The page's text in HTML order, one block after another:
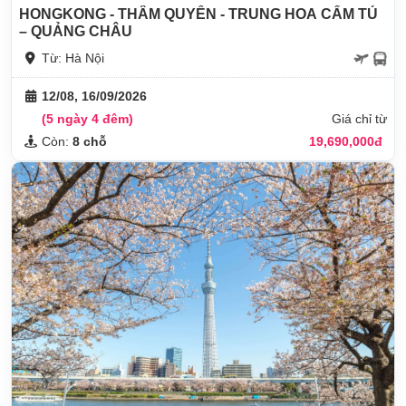
HONGKONG - THÂM QUYẾN - TRUNG HOA CẨM TÚ
– QUẢNG CHÂU
Từ: Hà Nội
12/08, 16/09/2026
(5 ngày 4 đêm)
Giá chỉ từ
Còn: 8 chỗ 19,690,000đ